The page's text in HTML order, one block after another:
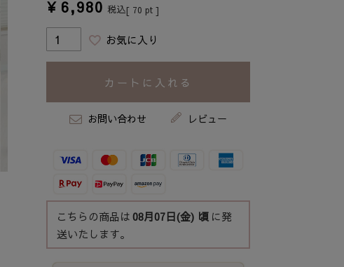
¥ 6,980 税込[ 70 pt ]
お気に入り
カートに入れる
お問い合わせ レビュー
こちらの商品は 08月07日(金) 頃 に発
送いたします。